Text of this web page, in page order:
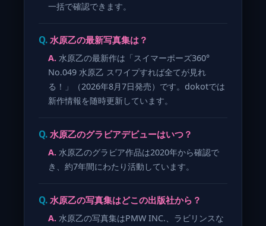
一括で確認できます。
水原乙の最新写真集は？
水原乙の最新作は「スイマーポーズ360°
No.049 水原乙 スワイプすれば全てが見れ
る！」（2026年8月7日発売）です。dokotでは
新作情報を随時更新しています。
水原乙のグラビアデビューはいつ？
水原乙のグラビア作品は2020年から確認で
き、約7年間にわたり活動しています。
水原乙の写真集はどこの出版社から？
水原乙の写真集はPMW INC.、ラビリンスな